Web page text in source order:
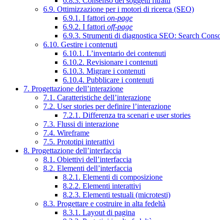
6.9. Ottimizzazione per i motori di ricerca (SEO)
6.9.1. I fattori on-page
6.9.2. I fattori off-page
6.9.3. Strumenti di diagnostica SEO: Search
6.10. Gestire i contenuti
6.10.1. L’inventario dei contenuti
6.10.2. Revisionare i contenuti
6.10.3. Migrare i contenuti
6.10.4. Pubblicare i contenuti
7. Progettazione dell’interazione
7.1. Caratteristiche dell’interazione
7.2. User stories per definire l’interazione
7.2.1. Differenza tra scenari e user stories
7.3. Flussi di interazione
7.4. Wireframe
7.5. Prototipi interattivi
8. Progettazione dell’interfaccia
8.1. Obiettivi dell’interfaccia
8.2. Elementi dell’interfaccia
8.2.1. Elementi di composizione
8.2.2. Elementi interattivi
8.2.3. Elementi testuali (microtesti)
8.3. Progettare e costruire in alta fedeltà
8.3.1. Layout di pagina